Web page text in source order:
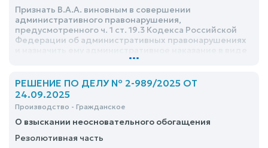
Признать В.А.А. виновным в совершении
административного правонарушения,
предусмотренного ч. 1 ст. 19.3 Кодекса Российской
Федерации об административных правонарушениях
административного ареста сроком 10 (Десять) суток
...
РЕШЕНИЕ ПО ДЕЛУ № 2-989/2025 ОТ
24.09.2025
Производство - Гражданское
О взыскании неосновательного обогащения
Резолютивная часть